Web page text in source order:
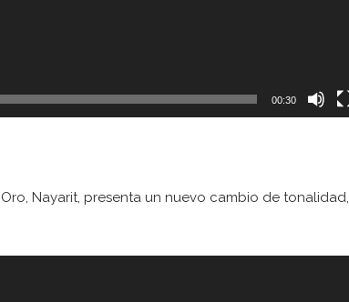
00:30
Nayarit, presenta un nuevo cambio de tonalidad,